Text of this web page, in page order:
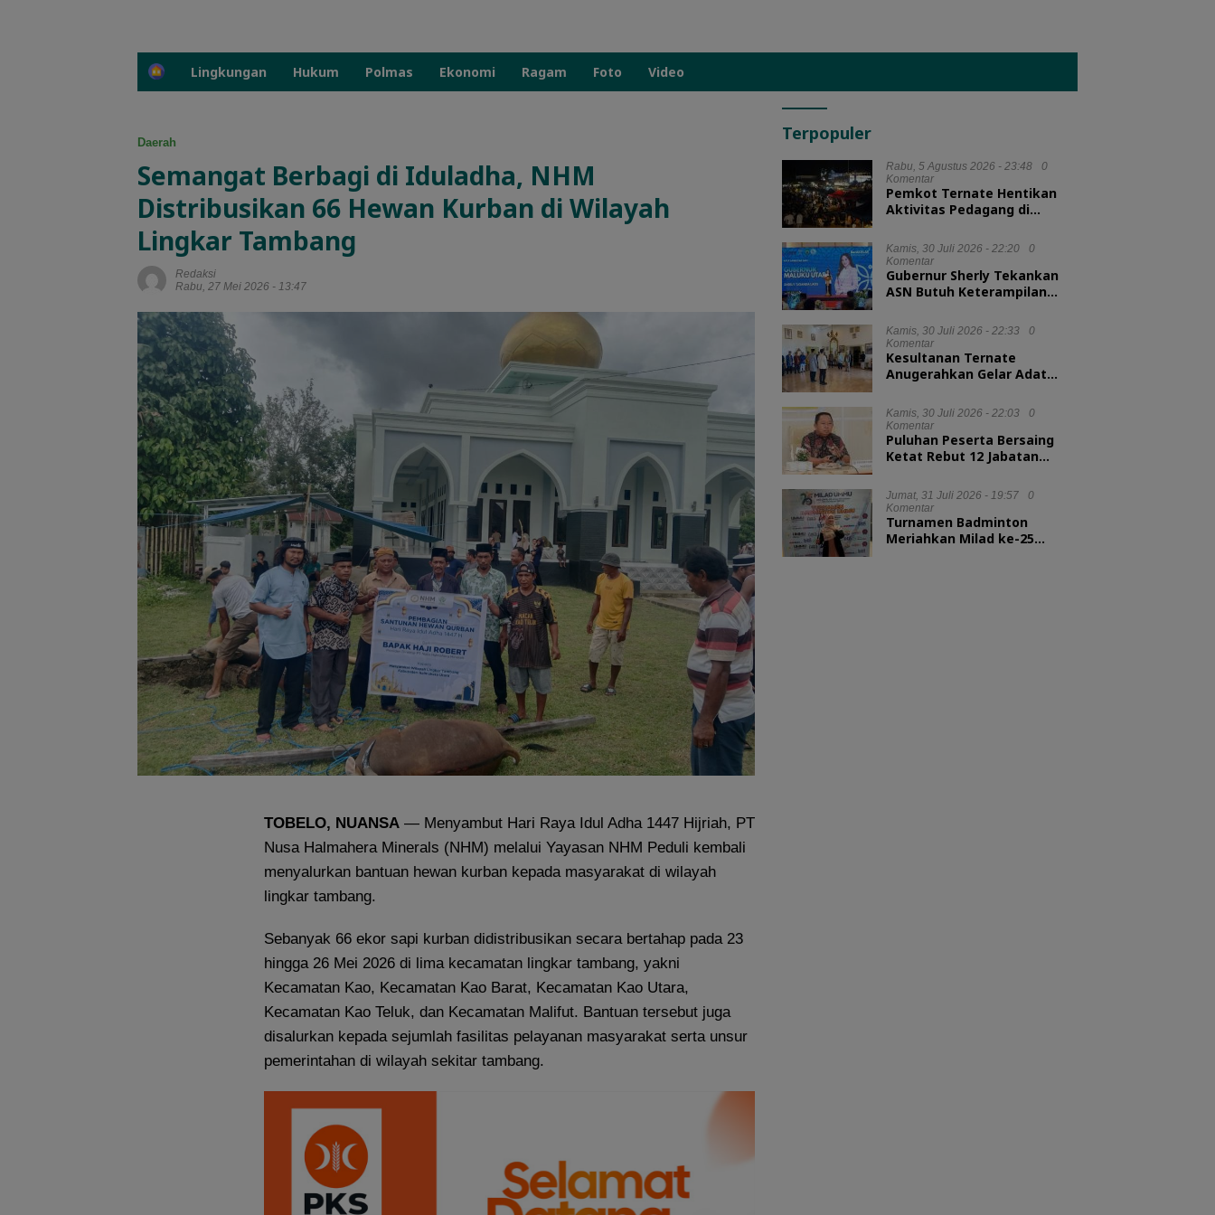
H
Lingkungan Hukum Polmas Ekonomi Ragam Foto Video
Daerah
Semangat Berbagi di Iduladha, NHM
Distribusikan 66 Hewan Kurban di Wilayah
Lingkar Tambang
Redaksi
Rabu, 27 Mei 2026 - 13:47
TOBELO, NUANSA — Menyambut Hari Raya Idul Adha 1447 Hijriah, PT
Nusa Halmahera Minerals (NHM) melalui Yayasan NHM Peduli kembali
menyalurkan bantuan hewan kurban kepada masyarakat di wilayah
lingkar tambang.
Sebanyak 66 ekor sapi kurban didistribusikan secara bertahap pada 23
hingga 26 Mei 2026 di lima kecamatan lingkar tambang, yakni
Kecamatan Kao, Kecamatan Kao Barat, Kecamatan Kao Utara,
Kecamatan Kao Teluk, dan Kecamatan Malifut. Bantuan tersebut juga
disalurkan kepada sejumlah fasilitas pelayanan masyarakat serta unsur
pemerintahan di wilayah sekitar tambang.
Terpopuler
Rabu, 5 Agustus 2026 - 23:48
0
Komentar
Pemkot Ternate Hentikan
Aktivitas Pedagang di
RI
Kamis, 30 Juli 2026 - 22:20
0
Komentar
Gubernur Sherly Tekankan
ASN Butuh Keterampilan
Kamis, 30 Juli 2026 - 22:33
0
Komentar
Kesultanan Ternate
Anugerahkan Gelar Adat
Kepala LAN RI
Kamis, 30 Juli 2026 - 22:03
0
Komentar
Puluhan Peserta Bersaing
Ketat Rebut 12 Jabatan
Jumat, 31 Juli 2026 - 19:57
0
Komentar
Turnamen Badminton
Meriahkan Milad ke-25